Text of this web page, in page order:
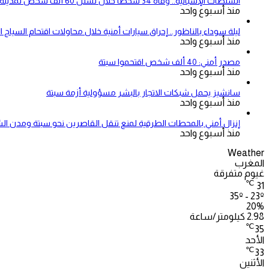
منذ أسبوع واحد
ليلة سوداء بالناظور.. إحراق سيارات أمنية خلال محاولات اقتحام السياج
منذ أسبوع واحد
مصدر أمني: 40 ألف شخص اقتحموا سبتة
منذ أسبوع واحد
سانشيز يحمل شبكات الاتجار بالبشر مسؤولية أزمة سبتة
منذ أسبوع واحد
إنزال أمني بالمحطات الطرقية لمنع تنقل القاصرين نحو سبتة ومدن
منذ أسبوع واحد
Weather
المغرب
غيوم متفرقة
31
℃
35º - 23º
20%
2.98 كيلومتر/ساعة
35
℃
الأحد
33
℃
الأثنين